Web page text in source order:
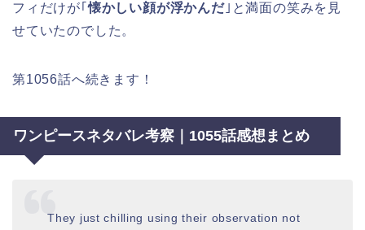
フィだけが｢懐かしい顔が浮かんだ｣と満面の笑みを見
せていたのでした。
第1056話へ続きます！
ワンピースネタバレ考察｜1055話感想まとめ
They just chilling using their observation not